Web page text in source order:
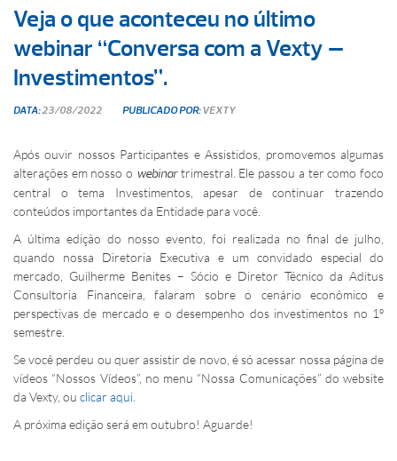
Veja o que aconteceu no último
webinar “Conversa com a Vexty –
Investimentos”.
DATA:23/08/2022 PUBLICADO POR:VEXTY
Após ouvir nossos Participantes e Assistidos, promovemos algumas
alterações em nosso o webinartrimestral. Ele passou a ter como foco
central o tema Investimentos, apesar de continuar trazendo
conteúdos importantes da Entidade para você.
A última edição do nosso evento, foi realizada no final de julho,
quando nossa Diretoria Executiva e um convidado especial do
mercado, Guilherme Benites – Sócio e Diretor Técnico da Aditus
Consultoria Financeira, falaram sobre o cenário econômico e
perspectivas de mercado e o desempenho dos investimentos no 1º
semestre.
Se você perdeu ou quer assistir de novo, é só acessar nossa página de
vídeos “Nossos Vídeos”, no menu “Nossa Comunicações” do website
da Vexty, ou clicar aqui
A próxima edição será em outubro! Aguarde!